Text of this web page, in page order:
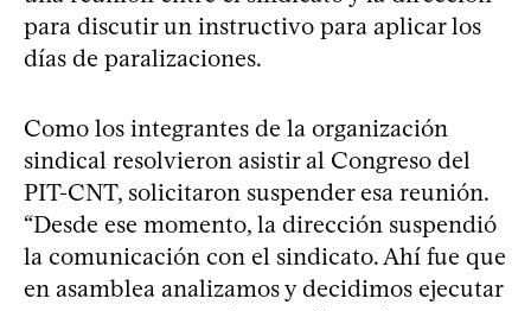
para discutir un instructivo para aplicar los
días de paralizaciones.
Como los integrantes de la organización
sindical resolvieron asistir al Congreso del
PIT-CNT, solicitaron suspender esa reunión.
“Desde ese momento, la dirección suspendió
la comunicación con el sindicato. Ahí fue que
en asamblea analizamos y decidimos ejecutar